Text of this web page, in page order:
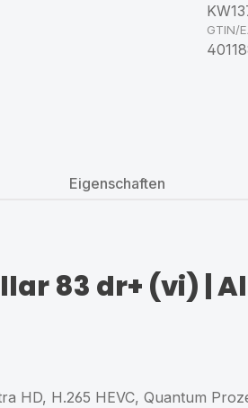
GTIN/
Eigenschaften
83 dr+ (vi) |
HD, H.265 HEVC, Quantum